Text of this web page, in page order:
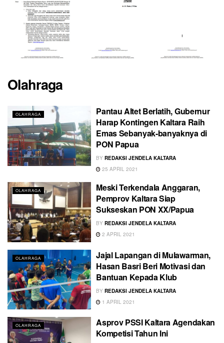
Olahraga
OLAHRAGA
Pantau Altet Berlatih, Gubernur
Harap Kontingen Kaltara Raih
Emas Sebanyak-banyaknya di
PON Papua
BY REDAKSI JENDELA KALTARA
25 APRIL 2021
OLAHRAGA
Meski Terkendala Anggaran,
Pemprov Kaltara Siap
Sukseskan PON XX/Papua
BY REDAKSI JENDELA KALTARA
2 APRIL 2021
OLAHRAGA
Jajal Lapangan di Mulawarman,
Hasan Basri Beri Motivasi dan
Bantuan Kepada Klub
BY REDAKSI JENDELA KALTARA
1 APRIL 2021
OLAHRAGA
Asprov PSSI Kaltara Agendakan
Kompetisi Tahun Ini